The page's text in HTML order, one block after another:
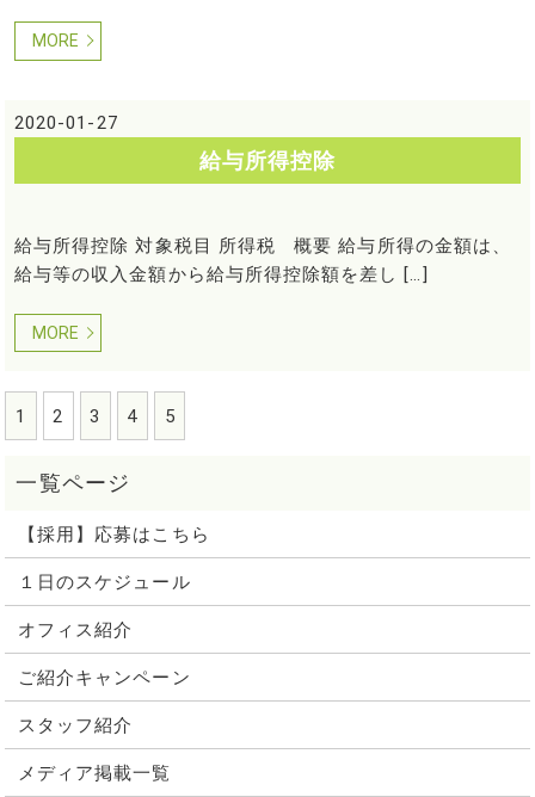
MORE
2020-01-27
給与所得控除
給与所得控除 対象税目 所得税 概要 給与所得の金額は、
給与等の収入金額から給与所得控除額を差し […]
MORE
1 2 3 4 5
【採用】応募はこちら
１日のスケジュール
オフィス紹介
ご紹介キャンペーン
スタッフ紹介
メディア掲載一覧